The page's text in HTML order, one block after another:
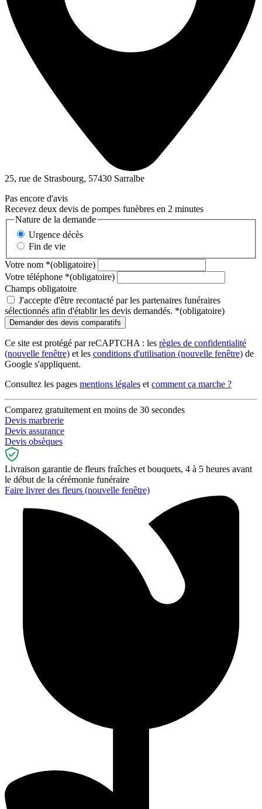
25, rue de Strasbourg, 57430 Sarralbe
Pas encore d'avis
Recevez deux devis de pompes funèbres en 2 minutes
Nature de la demande
Urgence décès
Fin de vie
Votre nom *(obligatoire)
Votre téléphone *(obligatoire)
Champs obligatoire
J'accepte d'être recontacté par les partenaires funéraires
sélectionnés afin d'établir les devis demandés. *(obligatoire)
Ce site est protégé par reCAPTCHA : les règles de confidentialité
(nouvelle fenêtre) et les conditions d'utilisation (nouvelle fenêtre) de
Google s'appliquent.
Consultez les pages mentions légales et comment ça marche ?
Comparez gratuitement en moins de 30 secondes
Devis marbrerie
Devis assurance
Devis obsèques
Livraison garantie de fleurs fraîches et bouquets, 4 à 5 heures avant
le début de la cérémonie funéraire
Faire livrer des fleurs (nouvelle fenêtre)